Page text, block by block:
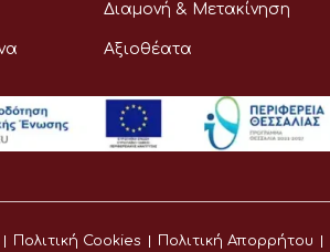
Διαμονή & Μετακίνηση
Αξιοθέατα
Πολιτική Cookies Πολιτική Απορρήτου